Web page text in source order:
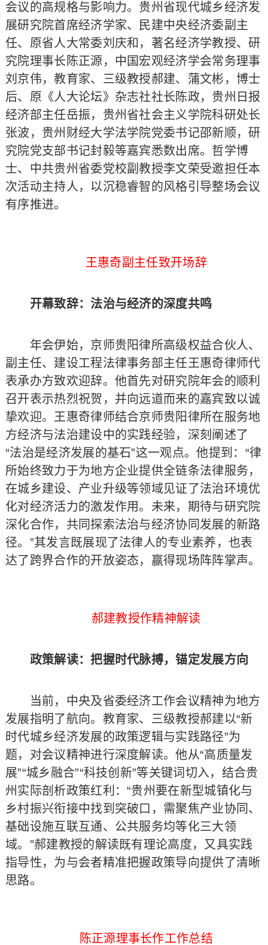
会议的高规格与影响力。贵州省现代城乡经济发
展研究院首席经济学家、民建中央经济委副主
任、原省人大常委刘庆和，著名经济学教授、研
究院理事长陈正源，中国宏观经济学会常务理事
刘京伟，教育家、三级教授郝建、蒲文彬，博士
后、原《人大论坛》杂志社社长陈政，贵州日报
经济部主任岳振，贵州省社会主义学院科研处长
张波，贵州财经大学法学院党委书记邵新顺，研
究院党支部书记封毅等嘉宾悉数出席。哲学博
士、中共贵州省委党校副教授李文荣受邀担任本
次活动主持人，以沉稳睿智的风格引导整场会议
有序推进。
王惠奇副主任致开场辞
开幕致辞：法治与经济的深度共鸣
年会伊始，京师贵阳律所高级权益合伙人、
副主任、建设工程法律事务部主任王惠奇律师代
表承办方致欢迎辞。他首先对研究院年会的顺利
召开表示热烈祝贺，并向远道而来的嘉宾致以诚
挚欢迎。王惠奇律师结合京师贵阳律所在服务地
方经济与法治建设中的实践经验，深刻阐述了
“法治是经济发展的基石”这一观点。他提到：“律
所始终致力于为地方企业提供全链条法律服务，
在城乡建设、产业升级等领域见证了法治环境优
化对经济活力的激发作用。未来，期待与研究院
深化合作，共同探索法治与经济协同发展的新路
径。”其发言既展现了法律人的专业素养，也表
达了跨界合作的开放姿态，赢得现场阵阵掌声。
郝建教授作精神解读
政策解读：把握时代脉搏，锚定发展方向
当前，中央及省委经济工作会议精神为地方
发展指明了航向。教育家、三级教授郝建以“新
时代城乡经济发展的政策逻辑与实践路径”为
题，对会议精神进行深度解读。他从“高质量发
展”“城乡融合”“科技创新”等关键词切入，结合贵
州实际剖析政策红利：“贵州要在新型城镇化与
乡村振兴衔接中找到突破口，需聚焦产业协同、
基础设施互联互通、公共服务均等化三大领
域。”郝建教授的解读既有理论高度，又具实践
指导性，为与会者精准把握政策导向提供了清晰
思路。
陈正源理事长作工作总结